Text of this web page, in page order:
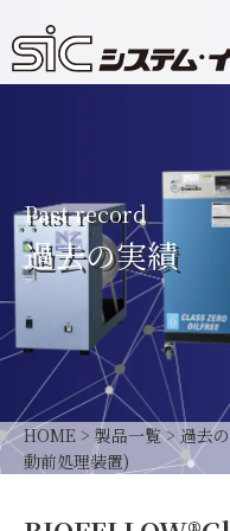
Past record
過去の実績
HOME > 製品一覧> 過去
動前処理装置)